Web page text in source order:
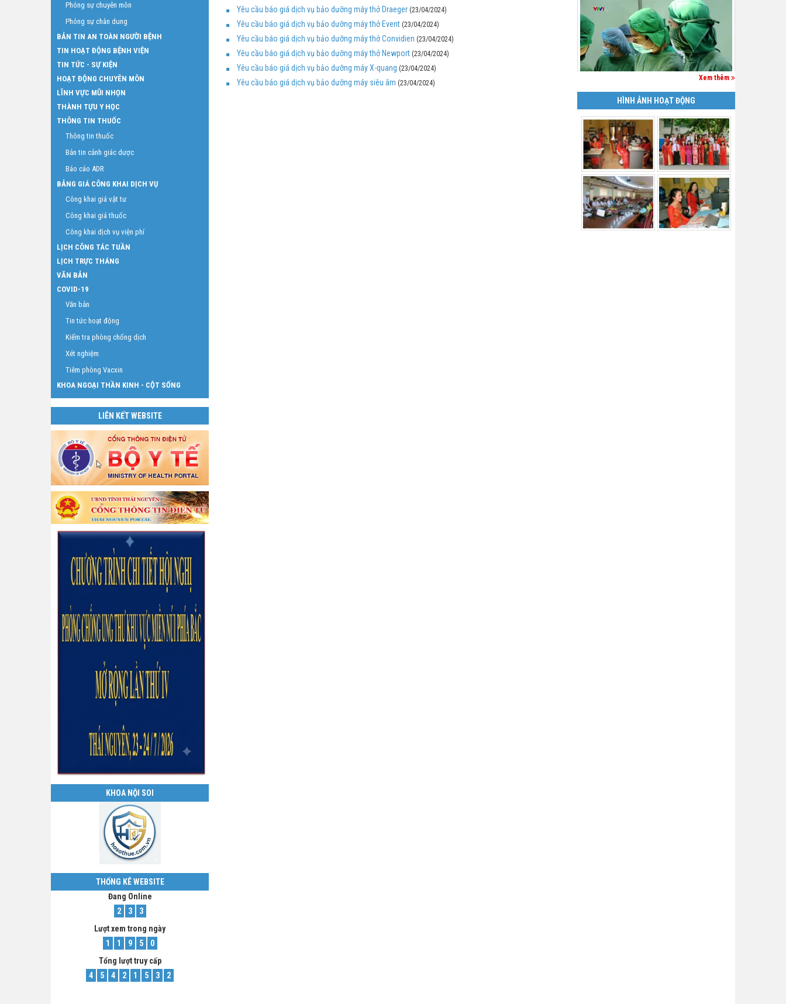
Yêu cầu báo giá dịch vụ bảo dưỡng máy thở Draeger (23/04/2024)
Yêu cầu báo giá dịch vụ bảo dưỡng máy thở Event (23/04/2024)
Yêu cầu báo giá dịch vụ bảo dưỡng máy thở Convidien (23/04/2024)
Yêu cầu báo giá dịch vụ bảo dưỡng máy thở Newport (23/04/2024)
Yêu cầu báo giá dịch vụ bảo dưỡng máy X-quang (23/04/2024)
Yêu cầu báo giá dịch vụ bảo dưỡng máy siêu âm (23/04/2024)
Phóng sự chuyên môn
Phóng sự chân dung
BẢN TIN AN TOÀN NGƯỜI BỆNH
TIN HOẠT ĐỘNG BỆNH VIỆN
TIN TỨC - SỰ KIỆN
HOẠT ĐỘNG CHUYÊN MÔN
LĨNH VỰC MŨI NHỌN
THÀNH TỰU Y HỌC
THÔNG TIN THUỐC
Thông tin thuốc
Bản tin cảnh giác dược
Báo cáo ADR
BẢNG GIÁ CÔNG KHAI DỊCH VỤ
Công khai giá vật tư
Công khai giá thuốc
Công khai dịch vụ viện phí
LỊCH CÔNG TÁC TUẦN
LỊCH TRỰC THÁNG
VĂN BẢN
COVID-19
Văn bản
Tin tức hoạt động
Kiểm tra phòng chống dịch
Xét nghiệm
Tiêm phòng Vacxin
KHOA NGOẠI THẦN KINH - CỘT SỐNG
LIÊN KẾT WEBSITE
KHOA NỘI SOI
THỐNG KÊ WEBSITE
Đang Online
2
3
3
Lượt xem trong ngày
1
1 9 5
0
Tổng lượt truy cấp
4
5 4 2 1 5 3 2
Xem thêm
HÌNH ẢNH HOẠT ĐỘNG